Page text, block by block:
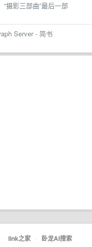
摄影三部曲”最后一部
Server - 简书
· link之家 · 卧龙AI搜索